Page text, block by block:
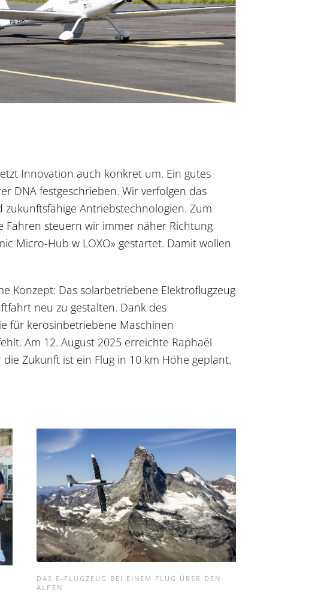
Innovation auch konkret um. Ein gutes
DNA festgeschrieben. Wir verfolgen das
Antriebstechnologien. Zum
Fahren steuern wir immer näher Richtung
Micro-Hub w LOXO» gestartet. Damit wollen
Konzept: Das solarbetriebene Elektroflugzeug
neu zu gestalten. Dank des
für kerosinbetriebene Maschinen
Am 12. August 2025 erreichte Raphaël
Zukunft ist ein Flug in 10 km Höhe geplant.
DAS E-FLUGZEUG BEI EINEM FLUG ÜBER DEN
ALPEN